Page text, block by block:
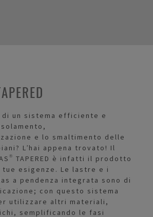
un sistema efficiente e
e lo smaltimento delle
L’hai appena trovato! Il
TAPERED è infatti il prodotto
esigenze. Le lastre e i
a pendenza integrata sono di
con questo sistema
utilizzare altri materiali,
semplificando le fasi